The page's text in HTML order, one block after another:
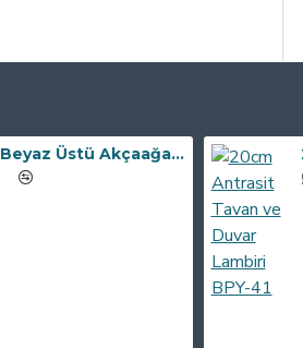
20cm Beyaz Üstü Akçaağaç Tavan ve Duvar Lambiri BP-11